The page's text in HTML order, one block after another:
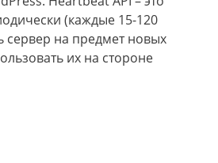
(каждые 15-120
сервер на предмет новых
их на стороне